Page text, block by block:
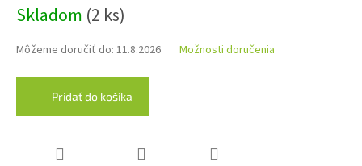
cena:
Skladom (2 ks)
Môžeme doručiť do: 11.8.2026 Možnosti doručenia
Pridať do košíka